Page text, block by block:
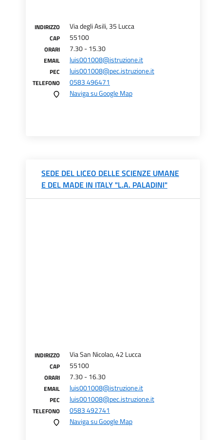
INDIRIZZO Via degli Asili, 35 Lucca
CAP 55100
ORARI 7.30 - 15.30
EMAIL luis001008@istruzione.it
PEC luis001008@pec.istruzione.it
TELEFONO
0583 496471
Naviga su Google Map
SEDE DEL LICEO DELLE SCIENZE UMANE
E DEL MADE IN ITALY "L.A. PALADINI"
INDIRIZZO Via San Nicolao, 42 Lucca
CAP 55100
ORARI 7.30 - 16.30
EMAIL luis001008@istruzione.it
PEC luis001008@pec.istruzione.it
TELEFONO
0583 492741
Naviga su Google Map